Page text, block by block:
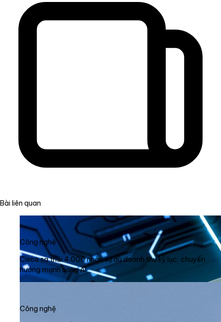
Bài liên quan
Công nghệ
Cisco sa thải 4.000 nhân sự dù doanh thu kỷ lục, chuyển
hướng mạnh sang AI
Công nghệ